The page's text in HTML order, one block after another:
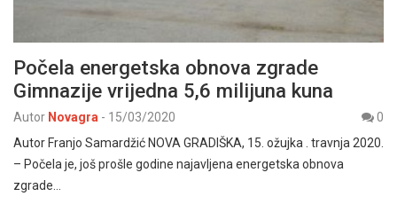
Počela energetska obnova zgrade
Gimnazije vrijedna 5,6 milijuna kuna
Autor Novagra - 15/03/2020
0
Autor Franjo Samardžić NOVA GRADIŠKA, 15. ožujka . travnja 2020.
– Počela je, još prošle godine najavljena energetska obnova
zgrade…